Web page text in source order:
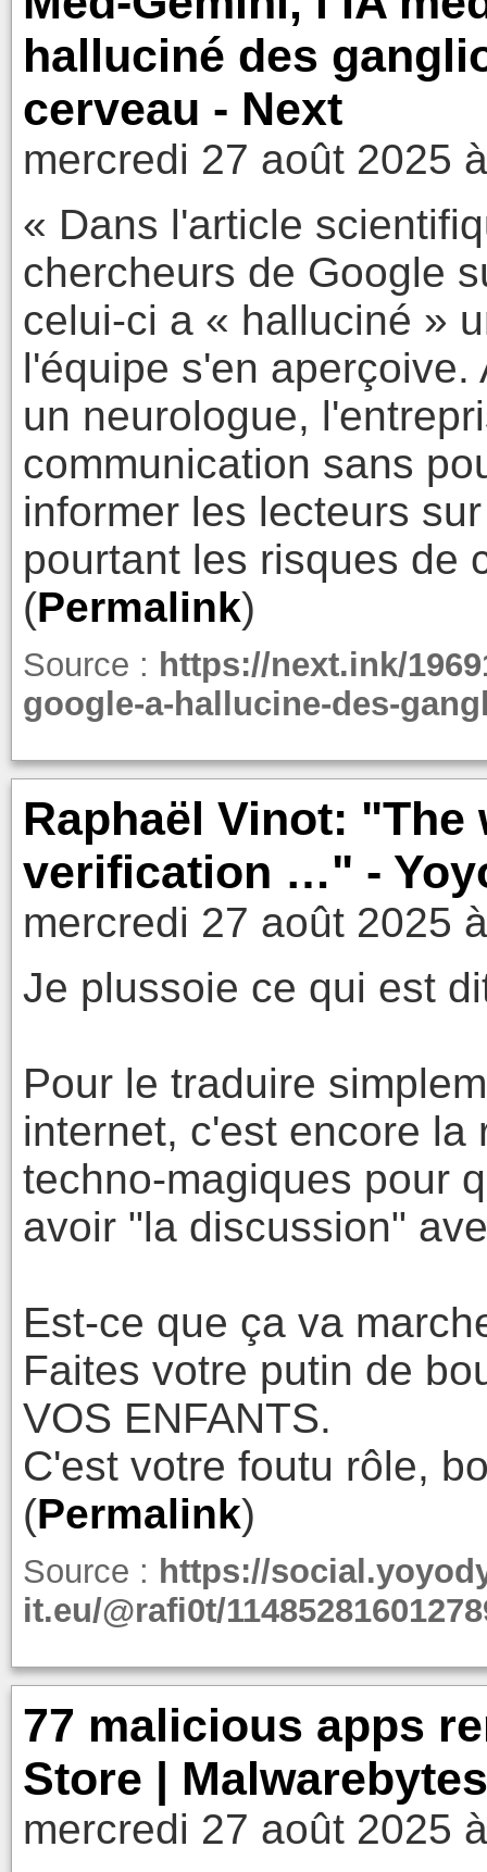
halluciné des
cerveau - Next
mercredi 27 août 2025
« Dans l'article
chercheurs de Google
celui-ci a « halluciné »
l'équipe s'en
un neurologue,
communication sans
informer les lecteurs
pourtant les risques de
(Permalink)
Source : https://next.ink/
google-a-hallucine-des-
Raphaël Vinot: "The
verification …" -
mercredi 27 août 2025
Je plussoie ce qui est
Pour le traduire
internet, c'est encore
techno-magiques pour
avoir "la discussion"
Est-ce que ça va
Faites votre putin de
VOS ENFANTS.
C'est votre foutu rôle,
(Permalink)
Source : https://
it.eu/@rafi0t/
77 malicious apps
Store | Malwarebytes
mercredi 27 août 2025